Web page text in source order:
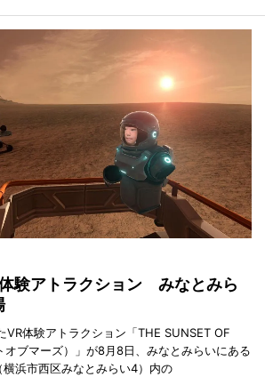
験アトラクション みなとみら
VR体験アトラクション「THE SUNSET OF
オブマーズ）」が8月8日、みなとみらいにある
浜市西区みなとみらい4）内の